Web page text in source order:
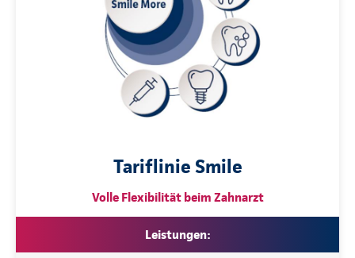
Tariflinie Smile
Volle Flexibilität beim Zahnarzt
Leistungen: